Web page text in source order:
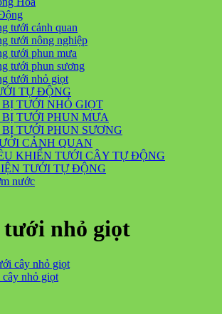
tưới cảnh quan
tưới nông nghiệp
tưới phun mưa
tưới phun sương
tưới nhỏ giọt
TỰ ĐỘNG
TƯỚI NHỎ GIỌT
TƯỚI PHUN MƯA
TƯỚI PHUN SƯƠNG
CẢNH QUAN
KHIỂN TƯỚI CÂY TỰ ĐỘNG
TƯỚI TỰ ĐỘNG
nước
tưới nhỏ giọt
nhỏ giọt